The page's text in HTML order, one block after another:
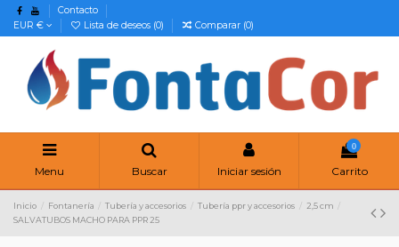
Contacto
EUR €
Lista de deseos (0) Comparar (0)
Menu Buscar Iniciar sesión
0
Carrito
Inicio Fontanería Tubería y accesorios Tubería ppr y accesorios
2,5 cm
SALVATUBOS MACHO PARA PPR 25